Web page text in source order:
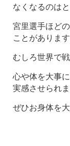
なくなるのは
宮里選手ほど
ことがあります
むしろ世界で
心や体を大事
実感させられま
ぜひお身体を